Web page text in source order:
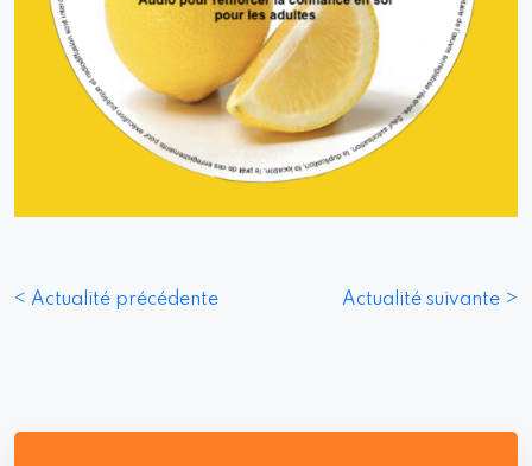
< Actualité précédente Actualité suivante >